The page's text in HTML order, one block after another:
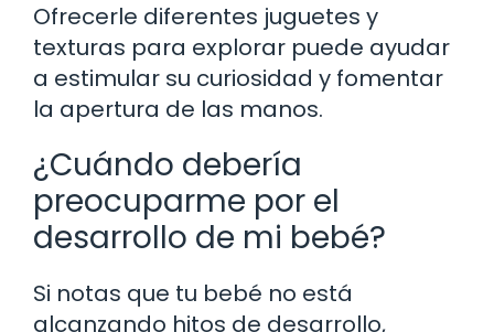
Ofrecerle diferentes juguetes y
texturas para explorar puede ayudar
a estimular su curiosidad y fomentar
la apertura de las manos.
¿Cuándo debería
preocuparme por el
desarrollo de mi bebé?
Si notas que tu bebé no está
alcanzando hitos de desarrollo,